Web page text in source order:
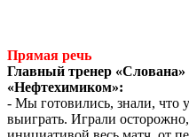
Прямая речь
Главный тренер
«Нефтехимиком»:
- Мы готовились, знали, что
выиграть. Играли